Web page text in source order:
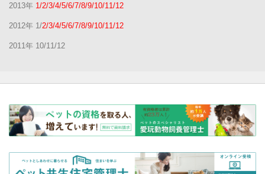
2013年 1/2/3/4/5/6/7/8/9/10/11/12
2012年 1/2/3/4/5/6/7/8/9/10/11/12
2011年 10/11/12